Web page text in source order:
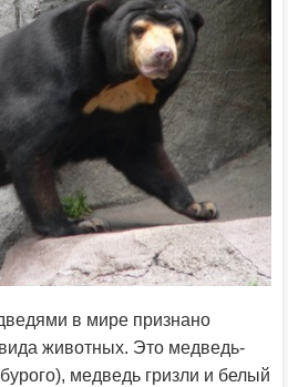
в мире признано
животных. Это медведь-
медведь гризли и белый